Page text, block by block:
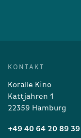
KONTAKT
Koralle Kino
Kattjahren 1
22359 Hamburg
+49 40 64 20 89 39